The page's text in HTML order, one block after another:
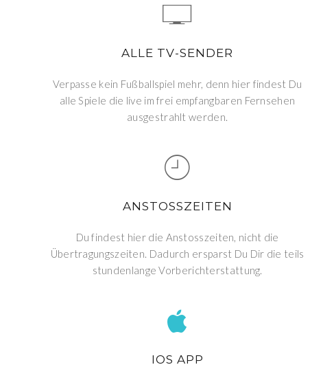
ALLE TV-SENDER
Verpasse kein Fußballspiel mehr, denn hier findest Du
alle Spiele die live im frei empfangbaren Fernsehen
ausgestrahlt werden.
ANSTOSSZEITEN
Du findest hier die Anstosszeiten, nicht die
Übertragungszeiten. Dadurch ersparst Du Dir die teils
stundenlange Vorberichterstattung.
IOS APP